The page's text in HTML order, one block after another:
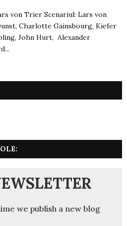
von Trier Scenariul: Lars von
Charlotte Gainsbourg, Kiefer
John Hurt, Alexander
we publish a new blog